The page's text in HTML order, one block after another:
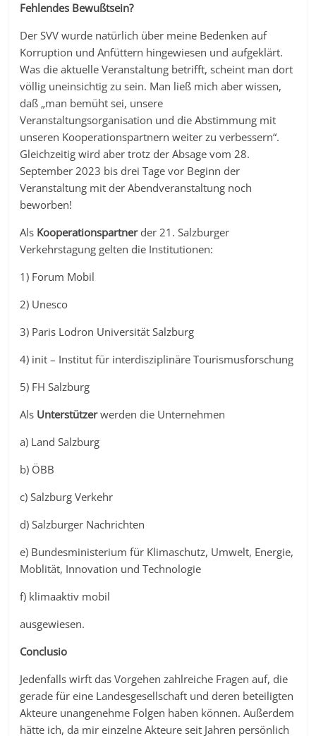
Fehlendes Bewußtsein?
Der SVV wurde natürlich über meine Bedenken auf
Korruption und Anfüttern hingewiesen und aufgeklärt.
Was die aktuelle Veranstaltung betrifft, scheint man dort
völlig uneinsichtig zu sein. Man ließ mich aber wissen,
daß „man bemüht sei, unsere
Veranstaltungsorganisation und die Abstimmung mit
unseren Kooperationspartnern weiter zu verbessern“.
Gleichzeitig wird aber trotz der Absage vom 28.
September 2023 bis drei Tage vor Beginn der
Veranstaltung mit der Abendveranstaltung noch
beworben!
Als Kooperationspartnerder 21. Salzburger
Verkehrstagung gelten die Institutionen:
1) Forum Mobil
2) Unesco
3) Paris Lodron Universität Salzburg
4) init – Institut für interdisziplinäre Tourismusforschung
5) FH Salzburg
Als Unterstützerwerden die Unternehmen
a) Land Salzburg
b) ÖBB
c) Salzburg Verkehr
d) Salzburger Nachrichten
e) Bundesministerium für Klimaschutz, Umwelt, Energie,
Moblität, Innovation und Technologie
f) klimaaktiv mobil
ausgewiesen.
Conclusio
Jedenfalls wirft das Vorgehen zahlreiche Fragen auf, die
gerade für eine Landesgesellschaft und deren beteiligten
Akteure unangenehme Folgen haben können. Außerdem
hätte ich, da mir einzelne Akteure seit Jahren persönlich